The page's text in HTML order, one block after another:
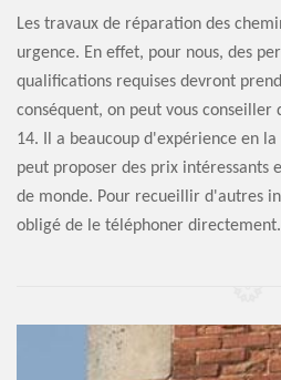
Les travaux de réparation des
urgence. En effet, pour nous, des
qualifications requises devront
conséquent, on peut vous conseiller
14. Il a beaucoup d'expérience en
peut proposer des prix intéressants
de monde. Pour recueillir d'autres
obligé de le téléphoner directement.